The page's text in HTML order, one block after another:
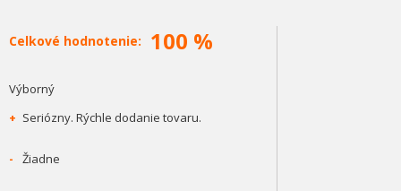
Celkové hodnotenie: 100 %
Výborný
+ Seriózny. Rýchle dodanie tovaru.
- Žiadne